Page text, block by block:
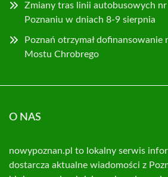
Zmiany tras linii autobusowych
Poznaniu w dniach 8-9 sierpnia
Poznań otrzymał dofinansowanie
Mostu Chrobrego
O NAS
nowypoznan.pl to lokalny serwis
dostarcza aktualne wiadomości z